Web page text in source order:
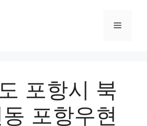
Menu
포항시 북
포항우현